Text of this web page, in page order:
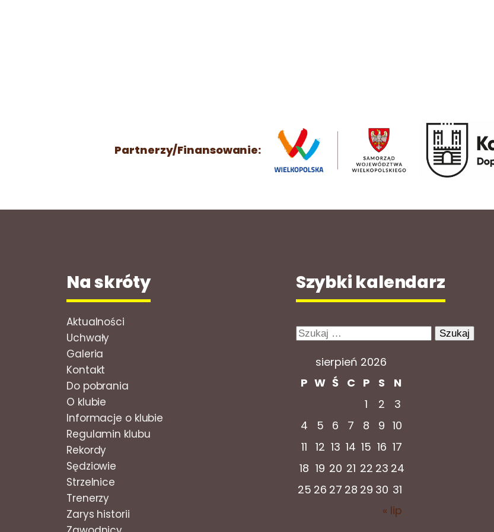
Partnerzy/Finansowanie:
Na skróty
Aktualności
Uchwały
Galeria
Kontakt
Do pobrania
O klubie
Informacje o klubie
Regulamin klubu
Rekordy
Sędziowie
Strzelnice
Trenerzy
Zarys historii
Szybki kalendarz
Szukaj:
sierpień 2026
P W Ś C P S
N
1
2
3
4
5 6 7 8 9 10
11 12 13 14 15 16 17
18 19 20 21 22 23 24
25 26 27 28 29 30 31
« lip